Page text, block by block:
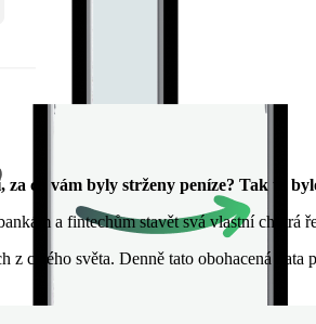
co vám byly strženy peníze? Tak to
a fintechům stavět svá vlastní chytrá
celého světa. Denně tato obohacená